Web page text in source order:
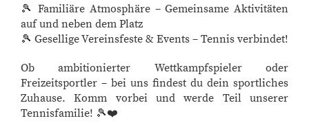
🎾 Familiäre Atmosphäre – Gemeinsame Aktivitäten
auf und neben dem Platz
🎾 Gesellige Vereinsfeste & Events – Tennis verbindet!
Ob ambitionierter Wettkampfspieler oder
Freizeitsportler – bei uns findest du dein sportliches
Zuhause. Komm vorbei und werde Teil unserer
Tennisfamilie! 🎾❤️